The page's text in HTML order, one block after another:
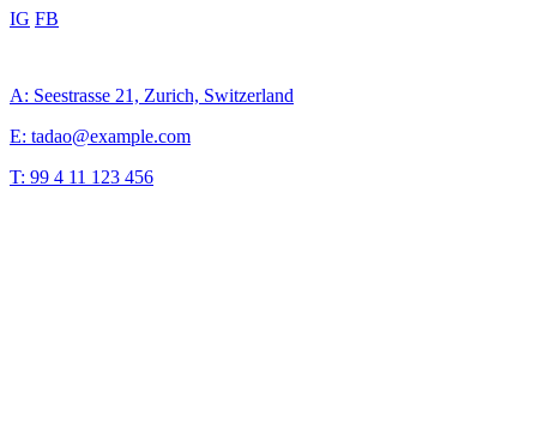
IG FB
A: Seestrasse 21, Zurich, Switzerland
E: tadao@example.com
T: 99 4 11 123 456